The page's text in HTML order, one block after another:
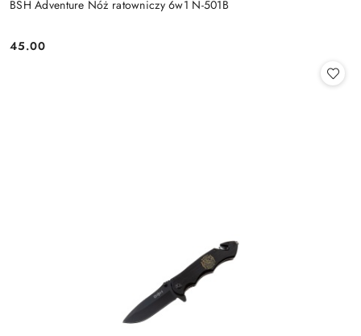
BSH Adventure Nóż ratowniczy 6w1 N-501B
Cena:
45.00